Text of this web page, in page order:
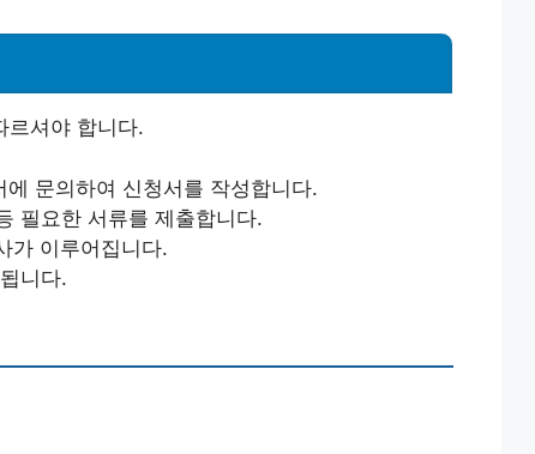
르셔야 합니다.
문의하여 신청서를 작성합니다.
필요한 서류를 제출합니다.
가 이루어집니다.
니다.